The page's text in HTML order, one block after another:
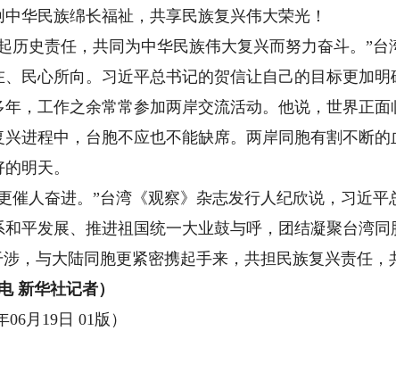
华民族绵长福祉，共享民族复兴伟大荣光！
史责任，共同为中华民族伟大复兴而努力奋斗。”台
民心所向。习近平总书记的贺信让自己的目标更加明
工作之余常常参加两岸交流活动。他说，世界正面
进程中，台胞不应也不能缺席。两岸同胞有割不断的
明天。
人奋进。”台湾《观察》杂志发行人纪欣说，习近平
平发展、推进祖国统一大业鼓与呼，团结凝聚台湾
，与大陆同胞更紧密携起手来，共担民族复兴责任，
华社记者）
月19日 01版）